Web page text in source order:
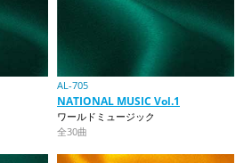
AL-705
NATIONAL MUSIC Vol.1
ワールドミュージック
全30曲